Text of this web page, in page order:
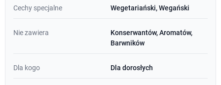
Cechy specjalne Wegetariański, Wegański
Nie zawiera
Konserwantów, Aromatów,
Barwników
Dla kogo Dla dorosłych